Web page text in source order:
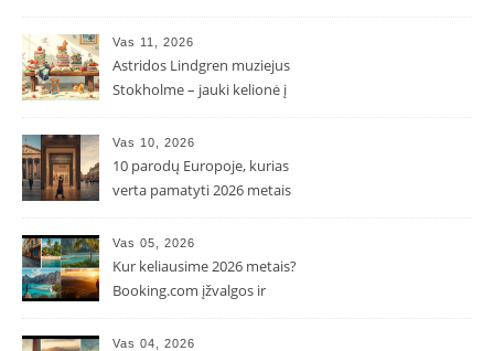
Vas 11, 2026
Astridos Lindgren muziejus
Stokholme – jauki kelionė į
Vas 10, 2026
10 parodų Europoje, kurias
verta pamatyti 2026 metais
Vas 05, 2026
Kur keliausime 2026 metais?
Booking.com įžvalgos ir
Vas 04, 2026